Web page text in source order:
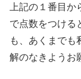
上記の１番目
で点数をつける
も、あくまでも
解のなきようお